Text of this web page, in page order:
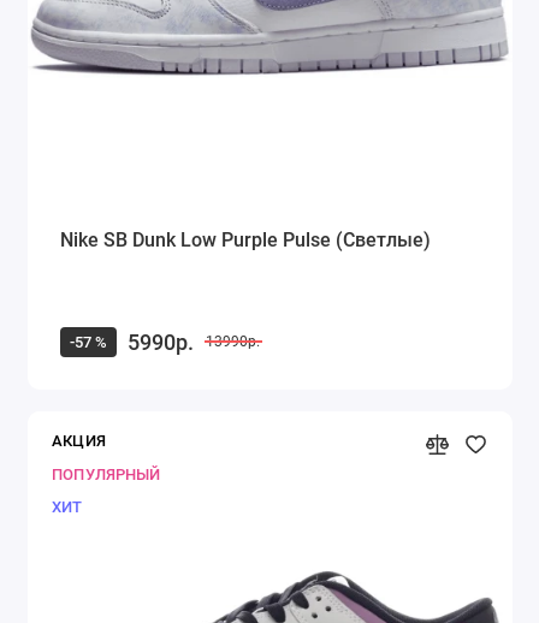
Nike SB Dunk Low Purple Pulse (Светлые)
-57 % 5990р. 13990р.
АКЦИЯ
ПОПУЛЯРНЫЙ
ХИТ